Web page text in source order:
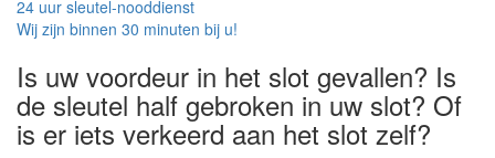
24 uur sleutel-nooddienst
Wij zijn binnen 30 minuten bij u!
Is uw voordeur in het slot gevallen? Is
de sleutel half gebroken in uw slot? Of
is er iets verkeerd aan het slot zelf?